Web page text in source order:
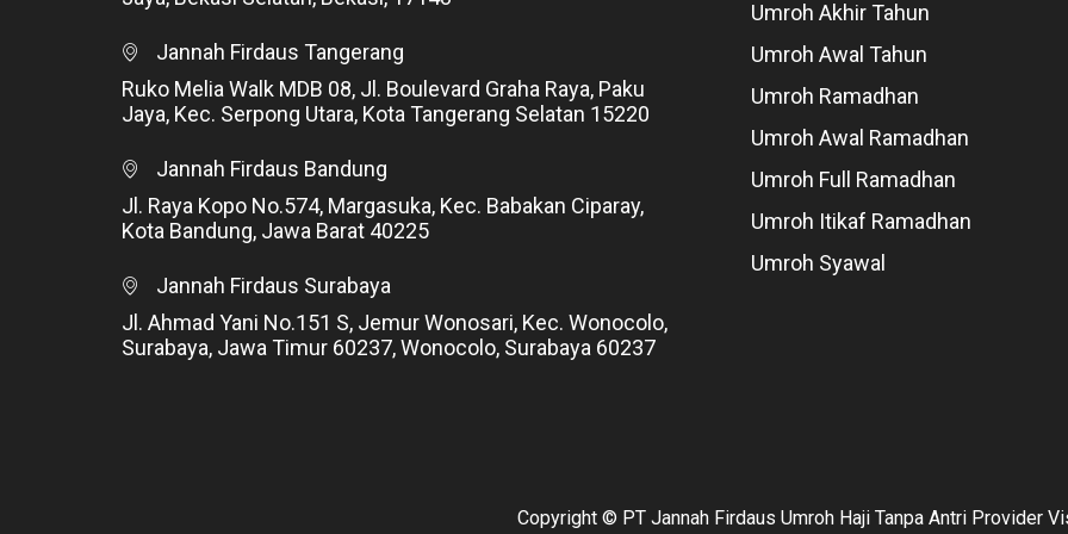
Jannah Firdaus Tangerang
Ruko Melia Walk MDB 08, Jl. Boulevard Graha Raya, Paku
Jaya, Kec. Serpong Utara, Kota Tangerang Selatan 15220
Jannah Firdaus Bandung
Jl. Raya Kopo No.574, Margasuka, Kec. Babakan Ciparay,
Kota Bandung, Jawa Barat 40225
Jannah Firdaus Surabaya
Jl. Ahmad Yani No.151 S, Jemur Wonosari, Kec. Wonocolo,
Surabaya, Jawa Timur 60237, Wonocolo, Surabaya 60237
Umroh Akhir Tahun
Umroh Awal Tahun
Umroh Ramadhan
Umroh Awal Ramadhan
Umroh Full Ramadhan
Umroh Itikaf Ramadhan
Umroh Syawal
Copyright © PT Jannah Firdaus Umroh Haji Tanpa Antri Provider